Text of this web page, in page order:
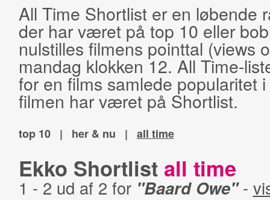
All Time Shortlist er en løbende
der har været på top 10 eller
nulstilles filmens pointtal (views
mandag klokken 12. All Time-
for en films samlede popularitet
filmen har været på Shortlist.
top 10 | her & nu | all time
Ekko Shortlist all time
1 - 2 ud af 2 for "Baard Owe"-